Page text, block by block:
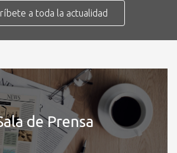
a toda la actualidad
de Prensa